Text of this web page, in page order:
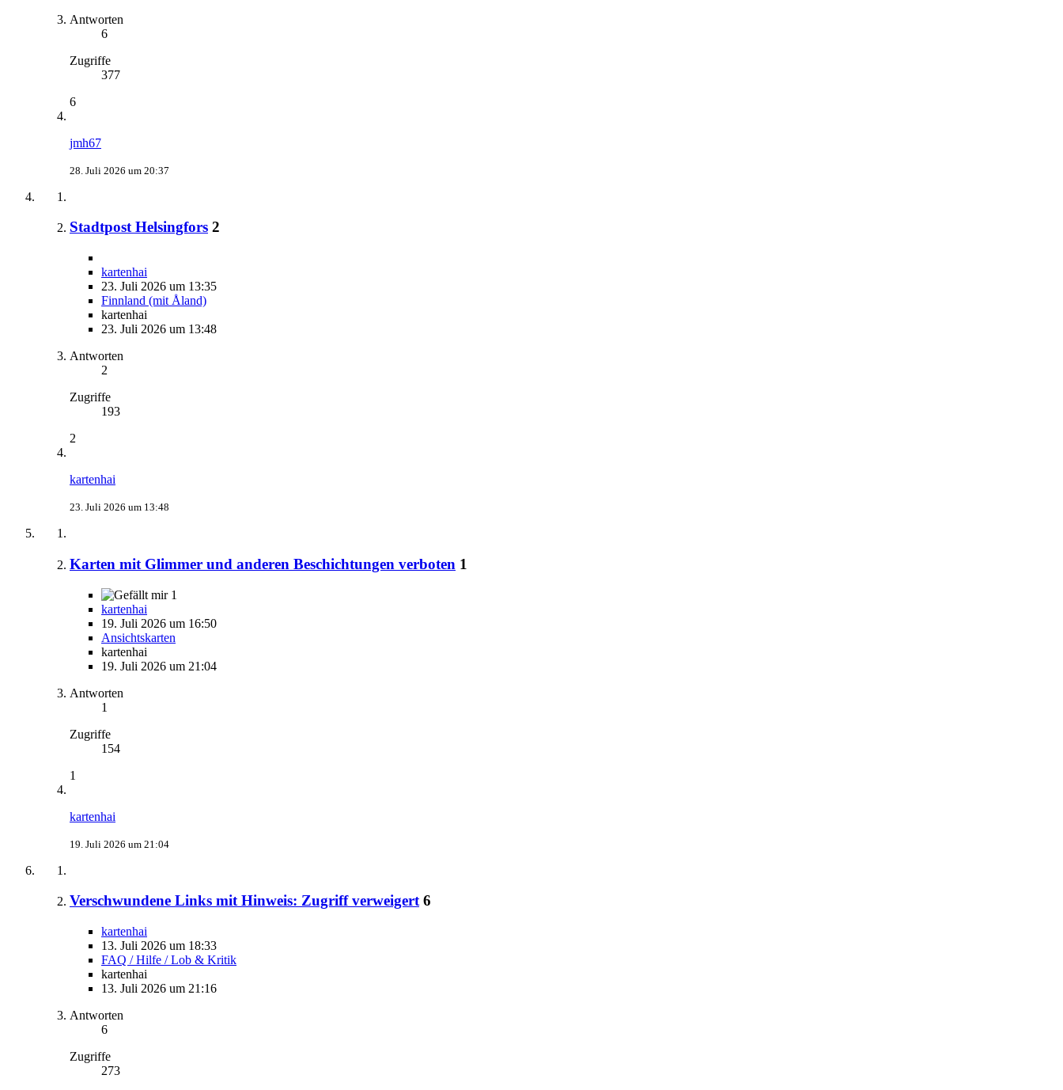
Antworten
6
Zugriffe
377
6
jmh67
28. Juli 2026 um 20:37
Stadtpost Helsingfors 2
kartenhai
23. Juli 2026 um 13:35
Finnland (mit Åland)
kartenhai
23. Juli 2026 um 13:48
Antworten
2
Zugriffe
193
2
kartenhai
23. Juli 2026 um 13:48
Karten mit Glimmer und anderen Beschichtungen verboten 1
1
kartenhai
19. Juli 2026 um 16:50
Ansichtskarten
kartenhai
19. Juli 2026 um 21:04
Antworten
1
Zugriffe
154
1
kartenhai
19. Juli 2026 um 21:04
Verschwundene Links mit Hinweis: Zugriff verweigert 6
kartenhai
13. Juli 2026 um 18:33
FAQ / Hilfe / Lob & Kritik
kartenhai
13. Juli 2026 um 21:16
Antworten
6
Zugriffe
273